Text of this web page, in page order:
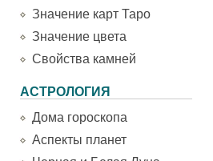
Значение карт Таро
Значение цвета
Свойства камней
АСТРОЛОГИЯ
Дома гороскопа
Аспекты планет